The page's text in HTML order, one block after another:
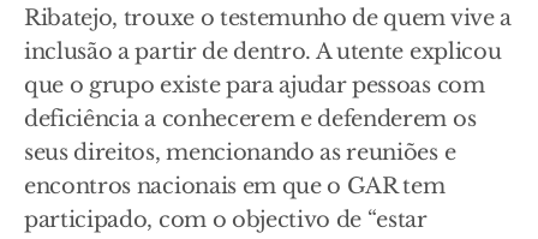
Ribatejo, trouxe o testemunho de quem vive a
inclusão a partir de dentro. A utente explicou
que o grupo existe para ajudar pessoas com
deficiência a conhecerem e defenderem os
seus direitos, mencionando as reuniões e
encontros nacionais em que o GAR tem
participado, com o objectivo de “estar